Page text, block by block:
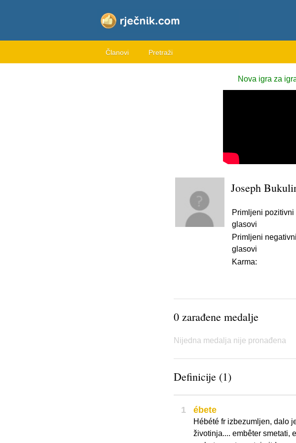
Članovi Pretraži
Nova igra za
Joseph
Primljeni pozitivni
glasovi
Primljeni negativni
glasovi
Karma:
0 zarađene medalje
Nijedna medalja nije pronađena
Definicije (1)
1 ébete
Hébété fr izbezumljen, dalo
životinja.... embêter smetati,